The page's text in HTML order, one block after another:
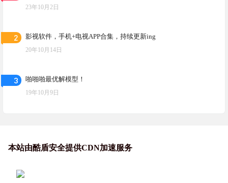
23年10月2日
2 影视软件，手机+电视APP合集，持续更新ing
20年10月14日
3 啪啪啪最优解模型！
19年10月9日
本站由酷盾安全提供CDN加速服务